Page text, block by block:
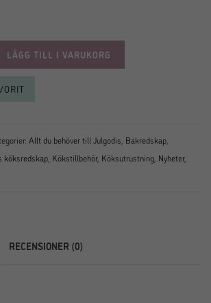
LÄGG TILL I VARUKORG
Allt du behöver till Julgodis Bakredskap
köksredskap Kökstillbehör, Köksutrustning Nyheter,
RECENSIONER (0)